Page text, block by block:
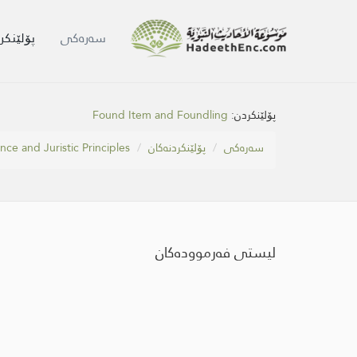
سه‌ره‌كی
پۆلێنکردن: Found Item and Foundling
سه‌ره‌كی
پۆلێنکردنەکان and Juristic Principles
لیستی فەرموودەکان